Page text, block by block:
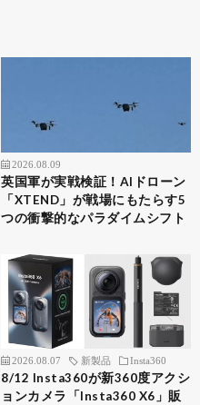
2026.08.09
英国軍が実戦検証！AIドローン
「XTEND」が戦場にもたらす5
つの衝撃的なパラダイムシフト
2026.08.07 新製品 Insta360
8/12 Insta360が新360度アクシ
ョンカメラ「Insta360 X6」販